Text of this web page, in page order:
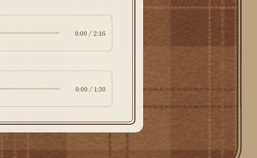
0:00 / 2:16
0:00 / 1:30